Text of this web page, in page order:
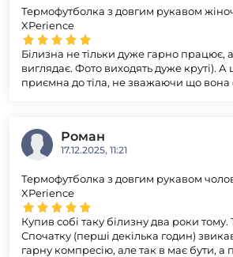
Термофутболка з довгим рукавом
XPerience
Білизна не тільки дуже гарно працює,
виглядає. Фото виходять дуже круті).
приємна до тіла, не зважаючи що вона
Роман
17.12.2025, 11:21
Термофутболка з довгим рукавом
XPerience
Купив собі таку білизну два роки тому.
Спочатку (перші декілька годин)
гарну компресію, але так в має бути, а